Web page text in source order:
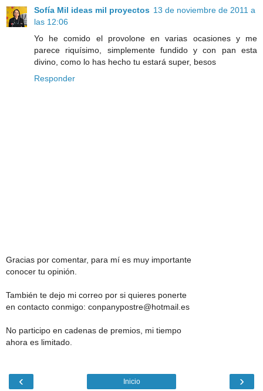
Sofía Mil ideas mil proyectos 13 de noviembre de 2011 a
las 12:06
Yo he comido el provolone en varias ocasiones y me
parece riquísimo, simplemente fundido y con pan esta
divino, como lo has hecho tu estará super, besos
Responder
Gracias por comentar, para mí es muy importante
conocer tu opinión.
También te dejo mi correo por si quieres ponerte
en contacto conmigo: conpanypostre@hotmail.es
No participo en cadenas de premios, mi tiempo
ahora es limitado.
‹ ›
Inicio